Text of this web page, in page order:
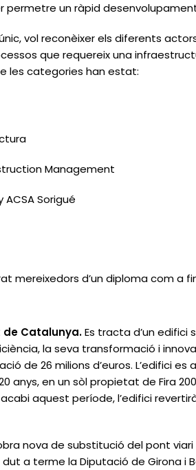
un ràpid
vol reconèixer els diferents
que requereix una
les categories han estat:
Management
ACSA Sorigué
mereixedors d’un diploma com a
Catalunya.Es tracta d’un edifici
la seva transformació i
de 26 milions d’euros. L’edifici es
anys, en un sòl propietat de Fira
aquest període, l’edifici
nova de substitució del pont
a terme la Diputació de Girona i